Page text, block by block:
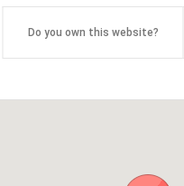
Do you own this website?